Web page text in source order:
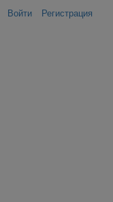
Войти Регистрация